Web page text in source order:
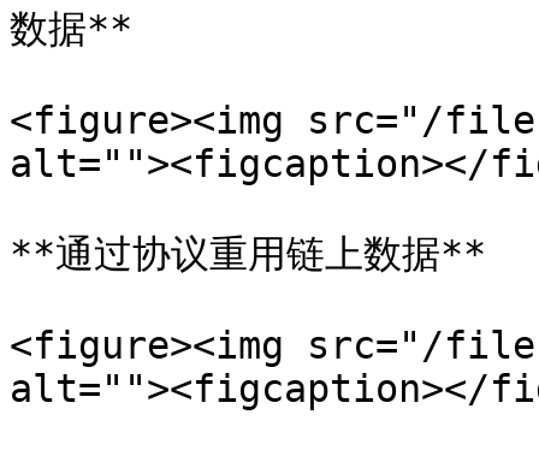
数据**
<figure><img src="/files/
alt=""><figcaption></
**通过协议重用链上数据**
<figure><img src="/files/
alt=""><figcaption></